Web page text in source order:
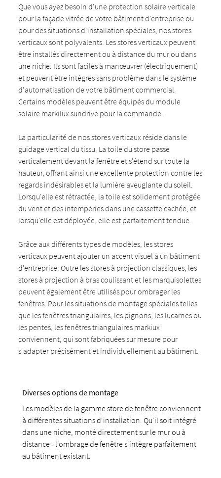
Que vous ayez besoin d'une protection solaire verticale
pour la façade vitrée de votre bâtiment d'entreprise ou
pour des situations d'installation spéciales, nos stores
verticaux sont polyvalents. Les stores verticaux peuvent
être installés directement ou à distance du mur ou dans
une niche. Ils sont faciles à manœuvrer (électriquement)
et peuvent être intégrés sans problème dans le système
d'automatisation de votre bâtiment commercial.
Certains modèles peuvent être équipés du module
solaire markilux sundrive pour la commande.
La particularité de nos stores verticaux réside dans le
guidage vertical du tissu. La toile du store passe
verticalement devant la fenêtre et s'étend sur toute la
hauteur, offrant ainsi une excellente protection contre les
regards indésirables et la lumière aveuglante du soleil.
Lorsqu'elle est rétractée, la toile est solidement protégée
du vent et des intempéries dans une cassette cachée, et
lorsqu'elle est déployée, elle est parfaitement tendue.
Grâce aux différents types de modèles, les stores
verticaux peuvent ajouter un accent visuel à un bâtiment
d'entreprise. Outre les stores à projection classiques, les
stores à projection à bras coulissant et les marquisolettes
peuvent également être utilisés pour ombrager les
fenêtres. Pour les situations de montage spéciales telles
que les fenêtres triangulaires, les pignons, les lucarnes ou
les pentes, les fenêtres triangulaires markiux
conviennent, qui sont fabriquées sur mesure pour
s'adapter précisément et individuellement au bâtiment.
Diverses options de montage
Les modèles de la gamme store de fenêtre conviennent
à différentes situations d'installation. Qu'il soit intégré
dans une niche, monté directement sur le mur ou à
distance - l'ombrage de fenêtre s'intègre parfaitement
au bâtiment existant.